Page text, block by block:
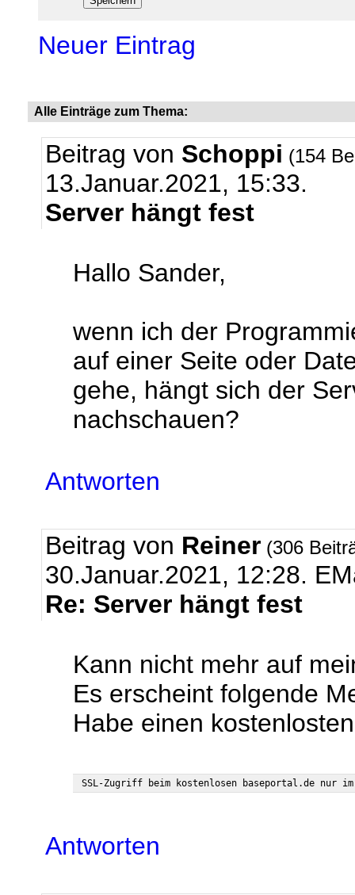
Neuer Eintrag
Alle Einträge zum Thema:
Beitrag von Schoppi (154
13.Januar.2021, 15:33.
Server hängt fest
Hallo Sander,
wenn ich der
auf einer Seite oder
gehe, hängt sich der
nachschauen?
Antworten
Beitrag von Reiner (306
30.Januar.2021, 12:28.
Re: Server hängt fest
Kann nicht mehr auf
Es erscheint folgende
Habe einen
Antworten